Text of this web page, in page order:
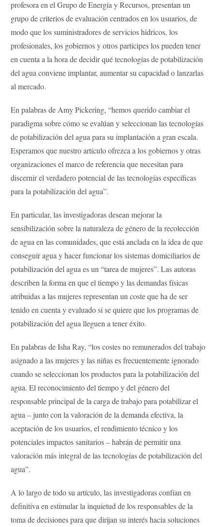
profesora en el Grupo de Energía y Recursos, presentan un
grupo de criterios de evaluación centrados en los usuarios, de
modo que los suministradores de servicios hídricos, los
profesionales, los gobiernos y otros participes los pueden tener
en cuenta a la hora de decidir qué tecnologías de potabilización
del agua conviene implantar, aumentar su capacidad o lanzarlas
al mercado.
En palabras de Amy Pickering, “hemos querido cambiar el
paradigma sobre cómo se evalúan y seleccionan las tecnologías
de potabilización del agua para su implantación a gran escala.
Esperamos que nuestro artículo ofrezca a los gobiernos y otras
organizaciones el marco de referencia que necesitan para
discernir el verdadero potencial de las tecnologías específicas
para la potabilización del agua”.
En particular, las investigadoras desean mejorar la
sensibilización sobre la naturaleza de género de la recolección
de agua en las comunidades, que está anclada en la idea de que
conseguir agua y hacer funcionar los sistemas domiciliarios de
potabilización del agua es un “tarea de mujeres”. Las autoras
describen la forma en que el tiempo y las demandas físicas
atribuidas a las mujeres representan un coste que ha de ser
tenido en cuenta y evaluado si se quiere que los programas de
potabilización del agua lleguen a tener éxito.
En palabras de Isha Ray, “los costes no remunerados del trabajo
asignado a las mujeres y las niñas es frecuentemente ignorado
cuando se seleccionan los productos para la potabilización del
agua. El reconocimiento del tiempo y del género del
responsable principal de la carga de trabajo para potabilizar el
agua – junto con la valoración de la demanda efectiva, la
aceptación de los usuarios, el rendimiento técnico y los
potenciales impactos sanitarios – habrán de permitir una
valoración más integral de las tecnologías de potabilización del
agua”.
A lo largo de todo su artículo, las investigadoras confían en
definitiva en estimular la inquietud de los responsables de la
toma de decisiones para que dirijan su interés hacia soluciones